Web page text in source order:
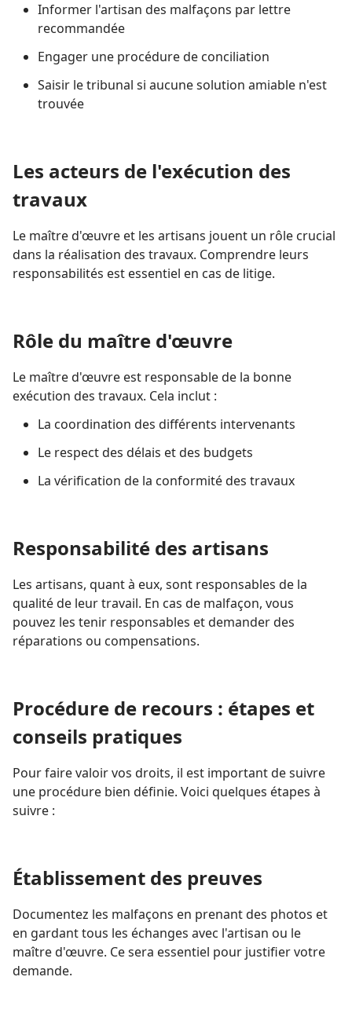
Informer l'artisan des malfaçons par lettre
recommandée
Engager une procédure de conciliation
Saisir le tribunal si aucune solution amiable n'est
trouvée
Les acteurs de l'exécution des
travaux
Le maître d'œuvre et les artisans jouent un rôle crucial
dans la réalisation des travaux. Comprendre leurs
responsabilités est essentiel en cas de litige.
Rôle du maître d'œuvre
Le maître d'œuvre est responsable de la bonne
exécution des travaux. Cela inclut :
La coordination des différents intervenants
Le respect des délais et des budgets
La vérification de la conformité des travaux
Responsabilité des artisans
Les artisans, quant à eux, sont responsables de la
qualité de leur travail. En cas de malfaçon, vous
pouvez les tenir responsables et demander des
réparations ou compensations.
Procédure de recours : étapes et
conseils pratiques
Pour faire valoir vos droits, il est important de suivre
une procédure bien définie. Voici quelques étapes à
suivre :
Établissement des preuves
Documentez les malfaçons en prenant des photos et
en gardant tous les échanges avec l'artisan ou le
maître d'œuvre. Ce sera essentiel pour justifier votre
demande.